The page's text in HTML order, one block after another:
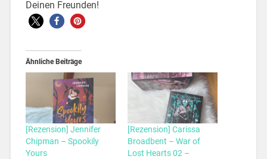
Deinen Freunden!
Ähnliche Beiträge
[Rezension] Jennifer
Chipman – Spookily
Yours
[Rezension] Carissa
Broadbent – War of
Lost Hearts 02 –